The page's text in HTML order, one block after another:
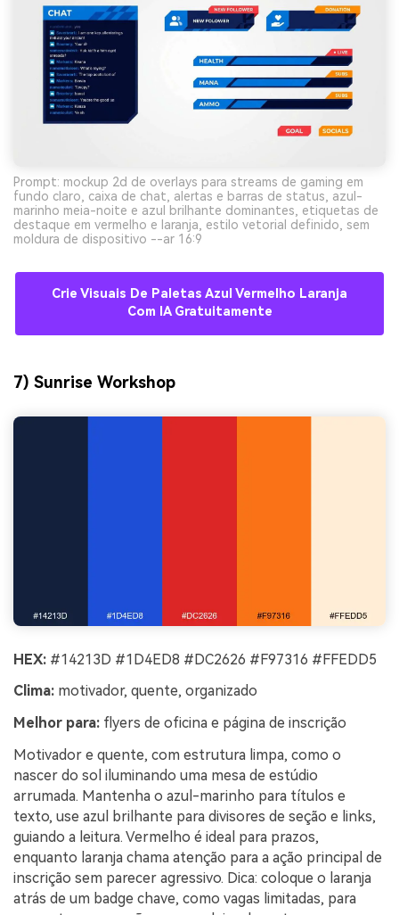
Prompt: mockup 2d de overlays para streams de gaming em
fundo claro, caixa de chat, alertas e barras de status, azul-
marinho meia-noite e azul brilhante dominantes, etiquetas de
destaque em vermelho e laranja, estilo vetorial definido, sem
moldura de dispositivo --ar 16:9
Crie Visuais De Paletas Azul Vermelho Laranja
Com IA Gratuitamente
7) Sunrise Workshop
HEX: #14213D #1D4ED8 #DC2626 #F97316 #FFEDD5
Clima: motivador, quente, organizado
Melhor para: flyers de oficina e página de inscrição
Motivador e quente, com estrutura limpa, como o
nascer do sol iluminando uma mesa de estúdio
arrumada. Mantenha o azul-marinho para títulos e
texto, use azul brilhante para divisores de seção e links,
guiando a leitura. Vermelho é ideal para prazos,
enquanto laranja chama atenção para a ação principal de
inscrição sem parecer agressivo. Dica: coloque o laranja
atrás de um badge chave, como vagas limitadas, para